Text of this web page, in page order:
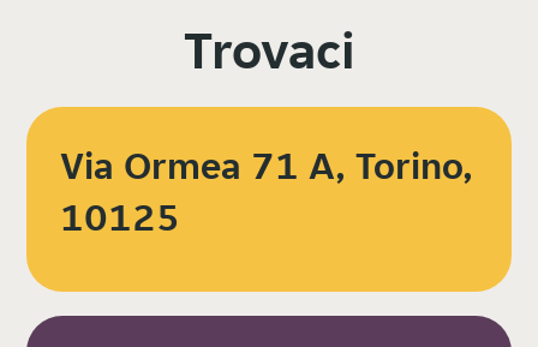
Trovaci
Via Ormea 71 A, Torino,
10125